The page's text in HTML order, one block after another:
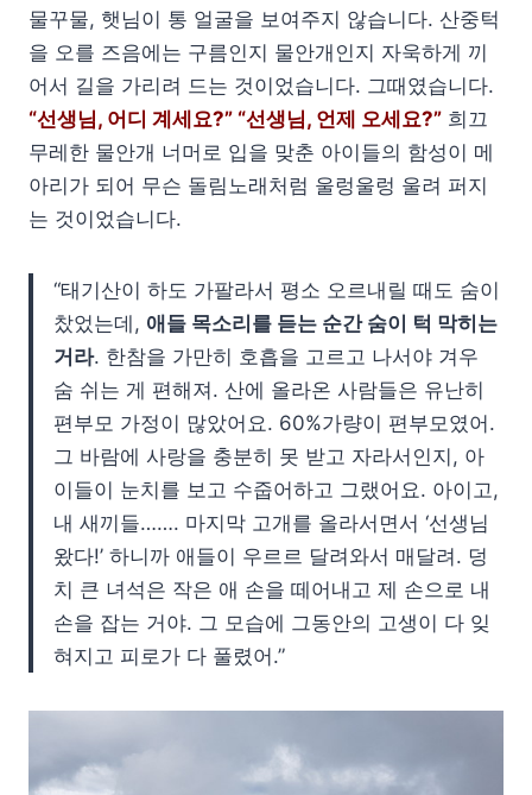
물꾸물, 햇님이 통 얼굴을 보여주지 않습니다. 산중턱
을 오를 즈음에는 구름인지 물안개인지 자욱하게 끼
어서 길을 가리려 드는 것이었습니다. 그때였습니다.
“선생님, 어디 계세요?” “선생님, 언제 오세요?” 희끄
무레한 물안개 너머로 입을 맞춘 아이들의 함성이 메
아리가 되어 무슨 돌림노래처럼 울렁울렁 울려 퍼지
는 것이었습니다.
“태기산이 하도 가팔라서 평소 오르내릴 때도 숨이
찼었는데, 애들 목소리를 듣는 순간 숨이 턱 막히는
거라. 한참을 가만히 호흡을 고르고 나서야 겨우
숨 쉬는 게 편해져. 산에 올라온 사람들은 유난히
편부모 가정이 많았어요. 60%가량이 편부모였어.
그 바람에 사랑을 충분히 못 받고 자라서인지, 아
이들이 눈치를 보고 수줍어하고 그랬어요. 아이고,
내 새끼들……. 마지막 고개를 올라서면서 ‘선생님
왔다!’ 하니까 애들이 우르르 달려와서 매달려. 덩
치 큰 녀석은 작은 애 손을 떼어내고 제 손으로 내
손을 잡는 거야. 그 모습에 그동안의 고생이 다 잊
혀지고 피로가 다 풀렸어.”